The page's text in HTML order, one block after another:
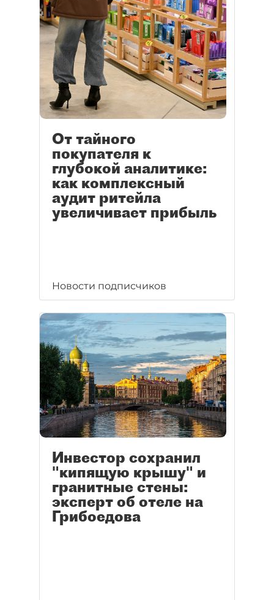
От тайного
покупателя к
глубокой аналитике:
как комплексный
аудит ритейла
увеличивает прибыль
Новости подписчиков
Инвестор сохранил
"кипящую крышу" и
гранитные стены:
эксперт об отеле на
Грибоедова